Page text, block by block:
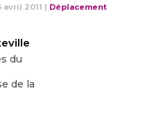
avril 2011 | Déplacement
du
de la